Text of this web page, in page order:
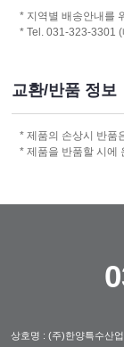
* 지역별 배송안내를
* Tel. 031-323-3301
교환/반품 정보
* 제품의 손상시 반품
* 제품을 반품할 시에
상호명 : (주)한양특수산